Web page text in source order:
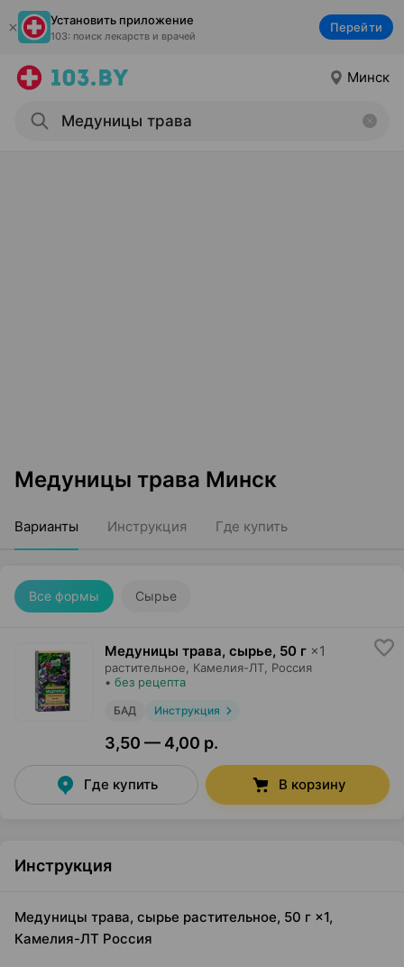
Установить приложение
103: поиск лекарств и врачей
Перейти
Минск
Медуницы трава Минск
Варианты Инструкция Где купить
Все формы Сырье
Медуницы трава, сырье, 50 г ×1
растительное, Камелия-ЛТ , Россия
• без рецепта
БАД Инструкция
3,50 — 4,00 р.
Где купить В корзину
Инструкция
Медуницы трава, сырье растительное, 50 г ×1,
Камелия-ЛТ Россия